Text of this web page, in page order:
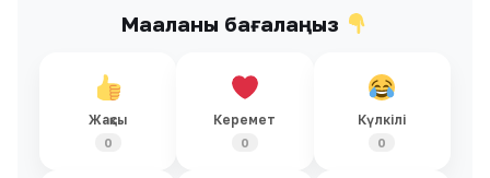
Мақаланы бағалаңыз
Жақсы
0
Керемет
0
Күлкілі
0